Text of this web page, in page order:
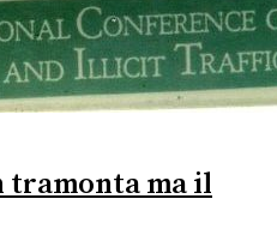
tramonta ma il